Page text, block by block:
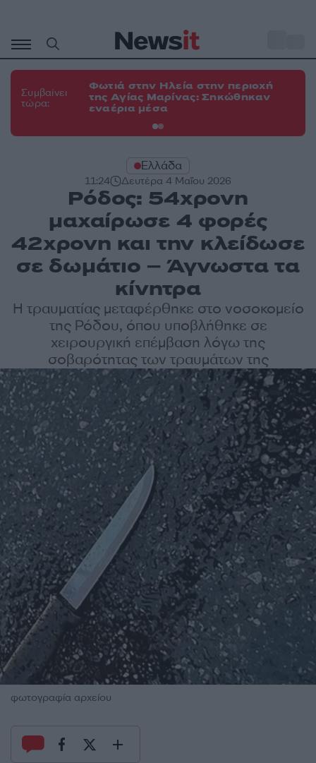
περιεχόμενο
Συμβαίνει
τώρα:
Φωτιά στην Ηλεία στην περιοχή
της Αγίας Μαρίνας: Σηκώθηκαν
εναέρια μέσα
Ελλάδα
11:24 Δευτέρα 4 Μαΐου 2026
Ρόδος: 54χρονη
μαχαίρωσε 4 φορές
42χρονη και την κλείδωσε
σε δωμάτιο – Άγνωστα τα
κίνητρα
Η τραυματίας μεταφέρθηκε στο νοσοκομείο
της Ρόδου, όπου υποβλήθηκε σε
χειρουργική επέμβαση λόγω της
σοβαρότητας των τραυμάτων της
φωτογραφία αρχείου